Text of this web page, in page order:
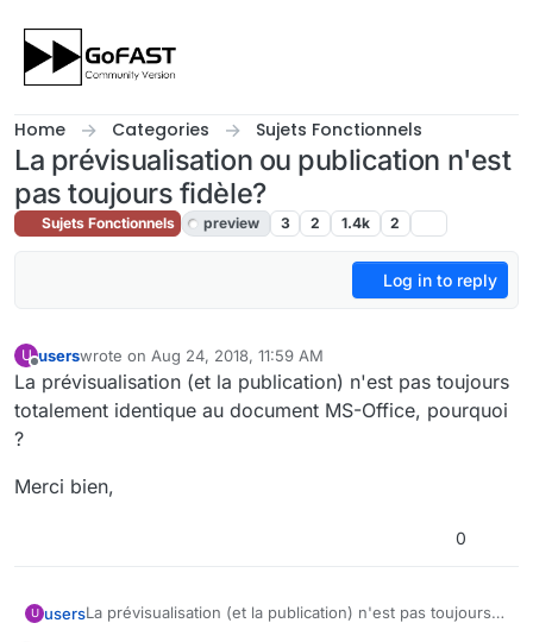
Home Categories Sujets Fonctionnels
La prévisualisation ou publication n'est
pas toujours fidèle?
Sujets Fonctionnels preview 3 2 1.4k 2
Log in to reply
U
Offline
userswrote on Aug 24, 2018, 11:59 AM
last edited by cpotterAug 24, 2018, 2:05 PM
La prévisualisation (et la publication) n'est pas toujours
totalement identique au document MS-Office, pourquoi
?
Merci bien,
0
U usersLa prévisualisation (et la publication) n'est pas toujours